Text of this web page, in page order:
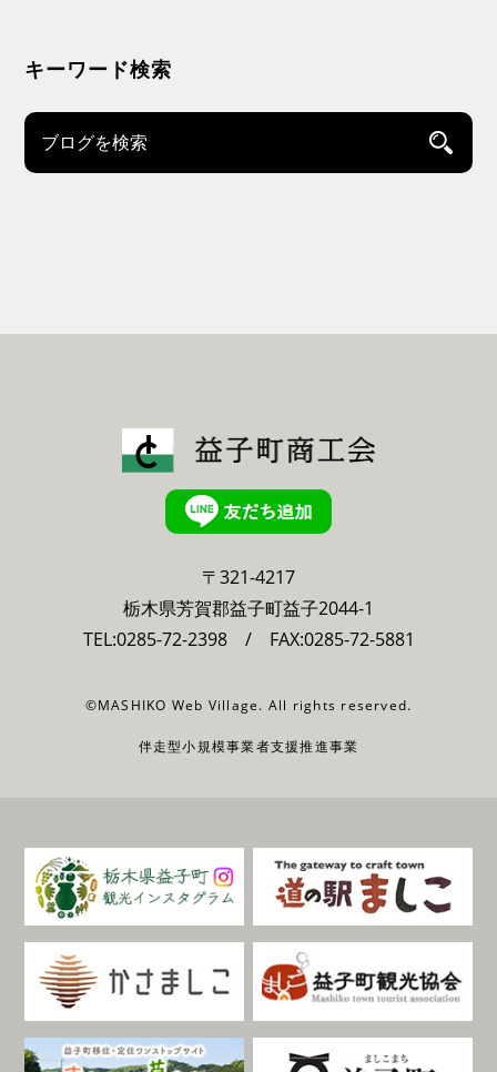
キーワード検索
〒321-4217
栃木県芳賀郡益子町益子2044-1
TEL:0285-72-2398/ FAX:0285-72-5881
©MASHIKO Web Village. All rights reserved.
伴走型小規模事業者支援推進事業